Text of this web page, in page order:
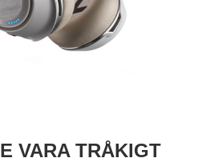
VARA TRÅKIGT